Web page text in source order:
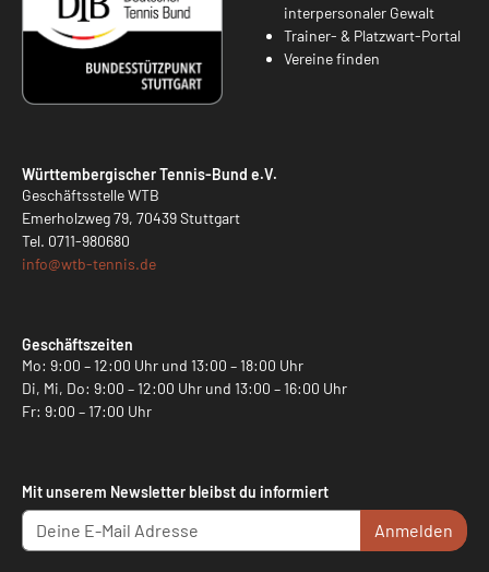
interpersonaler Gewalt
Trainer- & Platzwart-Portal
Vereine finden
Württembergischer Tennis-Bund e.V.
Geschäftsstelle WTB
Emerholzweg 79, 70439 Stuttgart
Tel. 0711-980680
info@wtb-tennis.de
Geschäftszeiten
Mo: 9:00 – 12:00 Uhr und 13:00 – 18:00 Uhr
Di, Mi, Do: 9:00 – 12:00 Uhr und 13:00 – 16:00 Uhr
Fr: 9:00 – 17:00 Uhr
Mit unserem Newsletter bleibst du informiert
Anmelden